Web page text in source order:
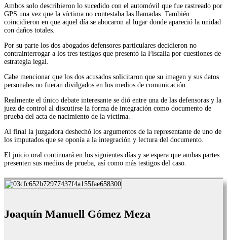
Ambos solo describieron lo sucedido con el automóvil que fue rastreado por
GPS una vez que la víctima no contestaba las llamadas. También
coincidieron en que aquel día se abocaron al lugar donde apareció la unidad
con daños totales.
Por su parte los dos abogados defensores particulares decidieron no
contrainterrogar a los tres testigos que presentó la Fiscalía por cuestiones de
estrategia legal.
Cabe mencionar que los dos acusados solicitaron que su imagen y sus datos
personales no fueran divilgados en los medios de comunicación.
Realmente el único debate interesante se dió entre una de las defensoras y la
juez de control al discutirse la forma de integración como documento de
prueba del acta de nacimiento de la víctima.
Al final la juzgadora deshechó los argumentos de la representante de uno de
los imputados que se oponía a la integración y lectura del documento.
El juicio oral continuará en los siguientes días y se espera que ambas partes
presenten sus medios de prueba, así como más testigos del caso.
Joaquín Manuell Gómez Meza